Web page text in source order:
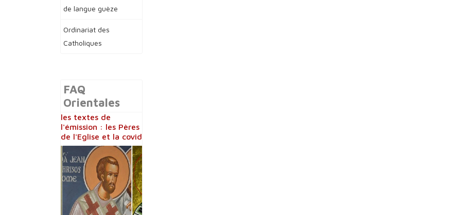
de langue guèze
Ordinariat des
Catholiques
FAQ
Orientales
les textes de
l'émission : les Pères
de l'Eglise et la covid